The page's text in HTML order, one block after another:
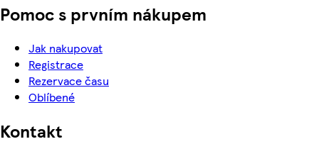
Pomoc s prvním nákupem
Jak nakupovat
Registrace
Rezervace času
Oblíbené
Kontakt